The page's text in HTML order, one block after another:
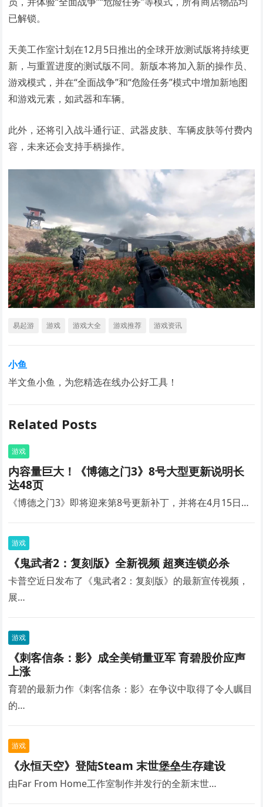
已解锁。
天美工作室计划在12月5日推出的全球开放测试版将持续更
新，与重置进度的测试版不同。新版本将加入新的操作员、
游戏模式，并在“全面战争”和“危险任务”模式中增加新地图
和游戏元素，如武器和车辆。
此外，还将引入战斗通行证、武器皮肤、车辆皮肤等付费内
容，未来还会支持手柄操作。
易起游 游戏 游戏大全 游戏推荐 游戏资讯
小鱼
半文鱼小鱼，为您精选在线办公好工具！
Related Posts
游戏
内容量巨大！《博德之门3》8号大型更新说明长
达48页
《博德之门3》即将迎来第8号更新补丁，并将在4月15日…
游戏
《鬼武者2：复刻版》全新视频 超爽连锁必杀
卡普空近日发布了《鬼武者2：复刻版》的最新宣传视频，
展…
游戏
《刺客信条：影》成全美销量亚军 育碧股价应声
上涨
育碧的最新力作《刺客信条：影》在争议中取得了令人瞩目
的…
游戏
《永恒天空》登陆Steam 末世堡垒生存建设
由Far From Home工作室制作并发行的全新末世…